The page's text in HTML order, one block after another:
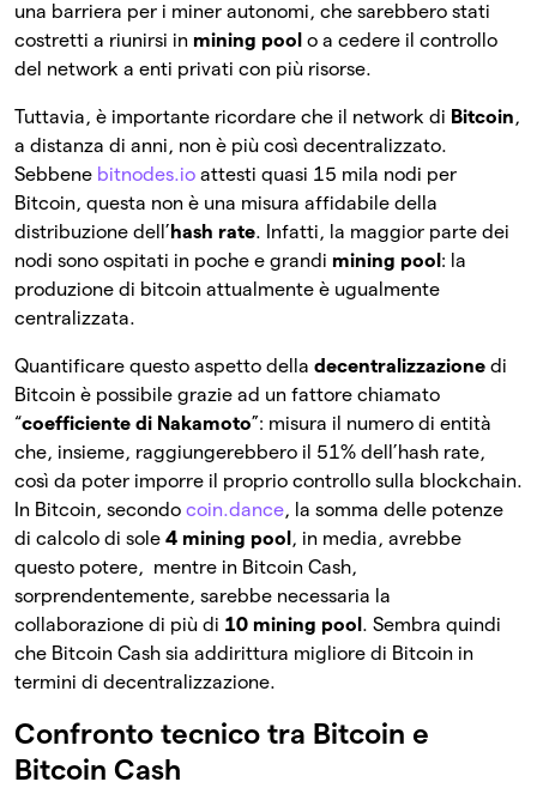
una barriera per i miner autonomi, che sarebbero stati
costretti a riunirsi in mining pool o a cedere il controllo
del network a enti privati con più risorse.
Tuttavia, è importante ricordare che il network di Bitcoin,
a distanza di anni, non è più così decentralizzato.
Sebbene bitnodes.io attesti quasi 15 mila nodi per
Bitcoin, questa non è una misura affidabile della
distribuzione dell’ hash rate. Infatti, la maggior parte dei
nodi sono ospitati in poche e grandi mining pool : la
produzione di bitcoin attualmente è ugualmente
centralizzata.
Quantificare questo aspetto della decentralizzazione di
Bitcoin è possibile grazie ad un fattore chiamato
“coefficiente di Nakamoto”: misura il numero di entità
che, insieme, raggiungerebbero il 51% dell’hash rate,
così da poter imporre il proprio controllo sulla blockchain.
In Bitcoin, secondo coin.dance, la somma delle potenze
di calcolo di sole 4 mining pool , in media, avrebbe
questo potere, mentre in Bitcoin Cash,
sorprendentemente, sarebbe necessaria la
collaborazione di più di 10 mining pool . Sembra quindi
che Bitcoin Cash sia addirittura migliore di Bitcoin in
termini di decentralizzazione.
Confronto tecnico tra Bitcoin e
Bitcoin Cash